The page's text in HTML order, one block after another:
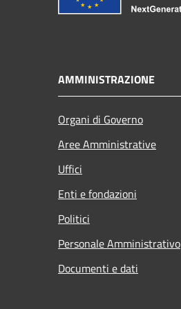
AMMINISTRAZIONE
Organi di Governo
Aree Amministrative
Uffici
Enti e fondazioni
Politici
Personale Amministrativo
Documenti e dati